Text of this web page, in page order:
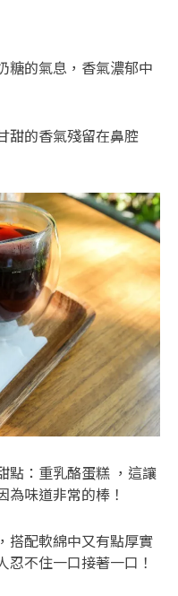
糖的氣息，香氣濃郁中
甜的香氣殘留在鼻腔
點：重乳酪蛋糕 ，這讓
味道非常的棒！
搭配軟綿中又有點厚實
不住一口接著一口！